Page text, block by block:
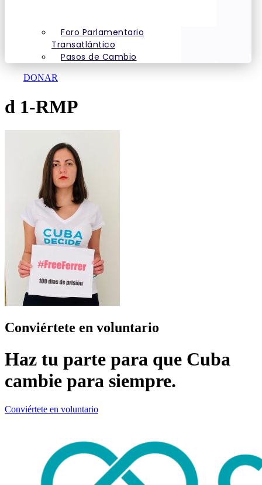
Foro Parlamentario
Transatlántico
Pasos de Cambio
DONAR
d 1-RMP
Conviértete en voluntario
Haz tu parte para que Cuba
cambie para siempre.
Conviértete en voluntario